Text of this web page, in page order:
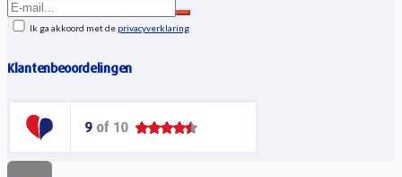
Ik ga akkoord met de privacyverklaring
Klantenbeoordelingen